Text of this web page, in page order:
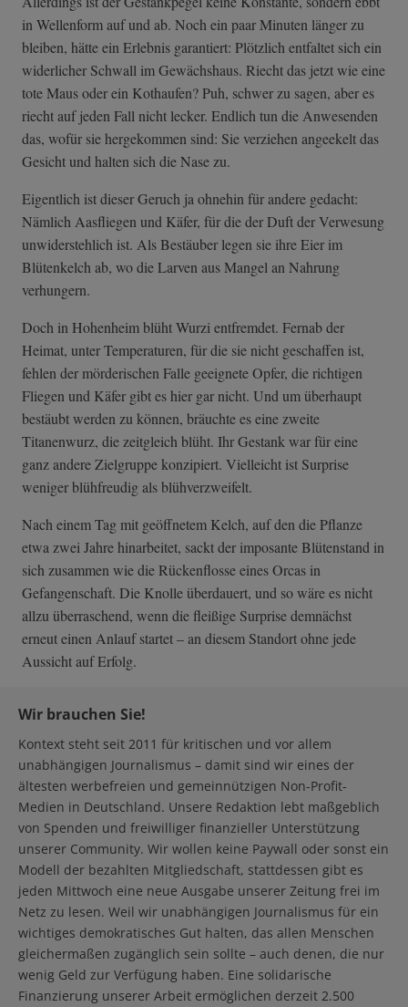
in Wellenform auf und ab. Noch ein paar Minuten länger zu
bleiben, hätte ein Erlebnis garantiert: Plötzlich entfaltet sich ein
widerlicher Schwall im Gewächshaus. Riecht das jetzt wie eine
tote Maus oder ein Kothaufen? Puh, schwer zu sagen, aber es
riecht auf jeden Fall nicht lecker. Endlich tun die Anwesenden
das, wofür sie hergekommen sind: Sie verziehen angeekelt das
Gesicht und halten sich die Nase zu.
Eigentlich ist dieser Geruch ja ohnehin für andere gedacht:
Nämlich Aasfliegen und Käfer, für die der Duft der Verwesung
unwiderstehlich ist. Als Bestäuber legen sie ihre Eier im
Blütenkelch ab, wo die Larven aus Mangel an Nahrung
verhungern.
Doch in Hohenheim blüht Wurzi entfremdet. Fernab der
Heimat, unter Temperaturen, für die sie nicht geschaffen ist,
fehlen der mörderischen Falle geeignete Opfer, die richtigen
Fliegen und Käfer gibt es hier gar nicht. Und um überhaupt
bestäubt werden zu können, bräuchte es eine zweite
Titanenwurz, die zeitgleich blüht. Ihr Gestank war für eine
ganz andere Zielgruppe konzipiert. Vielleicht ist Surprise
weniger blühfreudig als blühverzweifelt.
Nach einem Tag mit geöffnetem Kelch, auf den die Pflanze
etwa zwei Jahre hinarbeitet, sackt der imposante Blütenstand in
sich zusammen wie die Rückenflosse eines Orcas in
Gefangenschaft. Die Knolle überdauert, und so wäre es nicht
allzu überraschend, wenn die fleißige Surprise demnächst
erneut einen Anlauf startet – an diesem Standort ohne jede
Aussicht auf Erfolg.
Wir brauchen Sie!
Kontext steht seit 2011 für kritischen und vor allem
unabhängigen Journalismus – damit sind wir eines der
ältesten werbefreien und gemeinnützigen Non-Profit-
Medien in Deutschland. Unsere Redaktion lebt maßgeblich
von Spenden und freiwilliger finanzieller Unterstützung
unserer Community. Wir wollen keine Paywall oder sonst ein
Modell der bezahlten Mitgliedschaft, stattdessen gibt es
jeden Mittwoch eine neue Ausgabe unserer Zeitung frei im
Netz zu lesen. Weil wir unabhängigen Journalismus für ein
wichtiges demokratisches Gut halten, das allen Menschen
gleichermaßen zugänglich sein sollte – auch denen, die nur
wenig Geld zur Verfügung haben. Eine solidarische
Finanzierung unserer Arbeit ermöglichen derzeit 2.500